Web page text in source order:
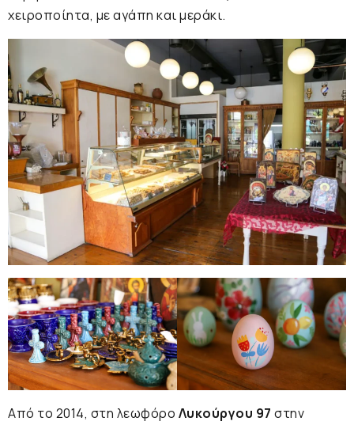
χειροποίητα, με αγάπη και μεράκι.
Από το 2014, στη λεωφόρο Λυκούργου 97 στην